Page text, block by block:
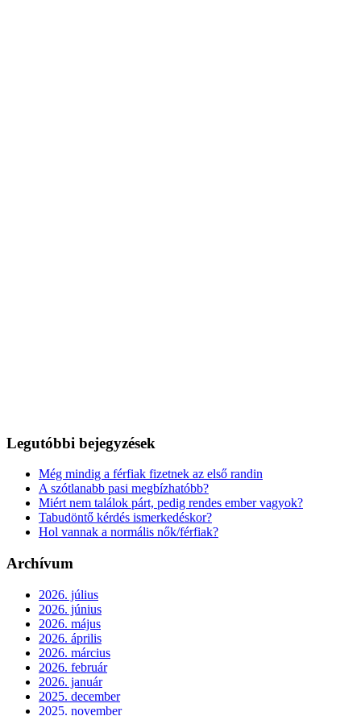
Legutóbbi bejegyzések
Még mindig a férfiak fizetnek az első randin
A szótlanabb pasi megbízhatóbb?
Miért nem találok párt, pedig rendes ember vagyok?
Tabudöntő kérdés ismerkedéskor?
Hol vannak a normális nők/férfiak?
Archívum
2026. július
2026. június
2026. május
2026. április
2026. március
2026. február
2026. január
2025. december
2025. november